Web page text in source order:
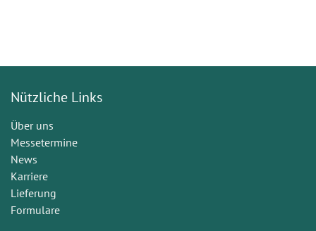
Nützliche Links
Über uns
Messetermine
News
Karriere
Lieferung
Formulare